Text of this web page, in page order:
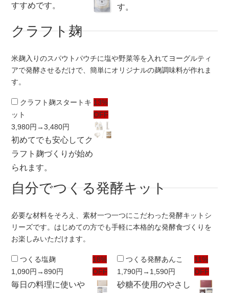
すすめです。
す。
クラフト麹
米麹入りのスパウトパウチに塩や野菜等を入れてヨーグルティ
アで発酵させるだけで、簡単にオリジナルの麹調味料が作れま
す。
クラフト麹スタートキ
ット
3,980円 →3,480円
初めてでも安心してク
ラフト麹づくりが始め
られます。
13%
OFF
自分でつくる発酵キット
必要な材料をそろえ、素材一つ一つにこだわった発酵キットシ
リーズです。はじめての方でも手軽に本格的な発酵食づくりを
お楽しみいただけます。
つくる塩麹
1,090円 →890円
毎日の料理に使いや
18%
OFF
つくる発酵あんこ
1,790円 →1,590円
砂糖不使用のやさし
11%
OFF